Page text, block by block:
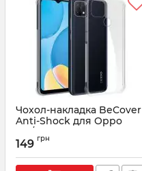
Чохол-накладка BeCover
Anti-Shock для Oppo
A15/A15s Clear (706969)
Артикул:
149 грн